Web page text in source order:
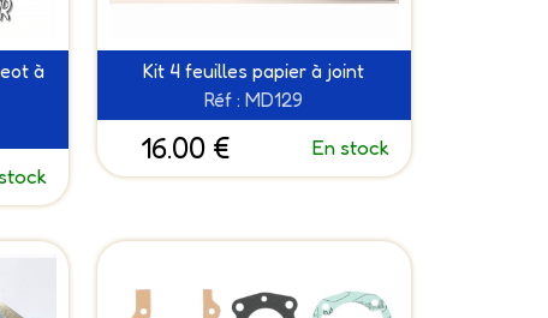
à
Kit 4 feuilles papier à joint
Réf : MD129
16.00 € En stock